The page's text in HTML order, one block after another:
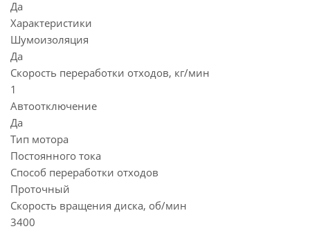
Да
Характеристики
Шумоизоляция
Да
Скорость переработки отходов, кг/мин
1
Автоотключение
Да
Тип мотора
Постоянного тока
Способ переработки отходов
Проточный
Скорость вращения диска, об/мин
3400